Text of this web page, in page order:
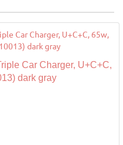
Car Charger, U+C+C,
dark gray